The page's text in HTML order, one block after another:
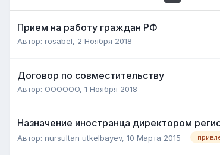
Прием на работу граждан РФ
Автор: rosabel, 2 Ноября 2018
Договор по совместительству
Автор: OOOOOO, 1 Ноября 2018
Назначение иностранца директором
Автор: nursultan utkelbayev, 10 Марта 2015